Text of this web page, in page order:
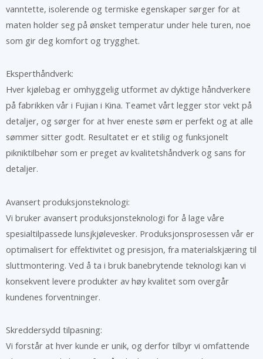
vanntette, isolerende og termiske egenskaper sørger for at
maten holder seg på ønsket temperatur under hele turen, noe
som gir deg komfort og trygghet.
Eksperthåndverk:
Hver kjølebag er omhyggelig utformet av dyktige håndverkere
på fabrikken vår i Fujian i Kina. Teamet vårt legger stor vekt på
detaljer, og sørger for at hver eneste søm er perfekt og at alle
sømmer sitter godt. Resultatet er et stilig og funksjonelt
pikniktilbehør som er preget av kvalitetshåndverk og sans for
detaljer.
Avansert produksjonsteknologi:
Vi bruker avansert produksjonsteknologi for å lage våre
spesialtilpassede lunsjkjølevesker. Produksjonsprosessen vår er
optimalisert for effektivitet og presisjon, fra materialskjæring til
sluttmontering. Ved å ta i bruk banebrytende teknologi kan vi
konsekvent levere produkter av høy kvalitet som overgår
kundenes forventninger.
Skreddersydd tilpasning:
Vi forstår at hver kunde er unik, og derfor tilbyr vi omfattende